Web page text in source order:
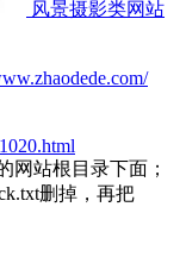
风景摄影类网站
网站根目录下面；
删掉，再把